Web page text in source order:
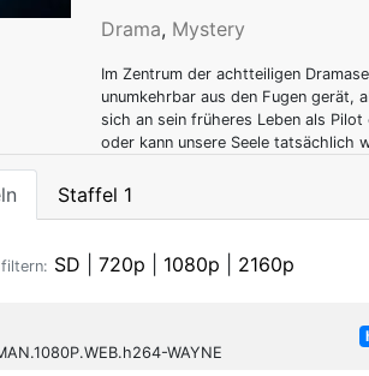
Drama, Mystery
Im Zentrum der achtteiligen
unumkehrbar aus den Fugen gerät,
sich an sein früheres Leben als
oder kann unsere Seele tatsächlich
Staffel 1
SD 720p 1080p 2160p
WAYNE